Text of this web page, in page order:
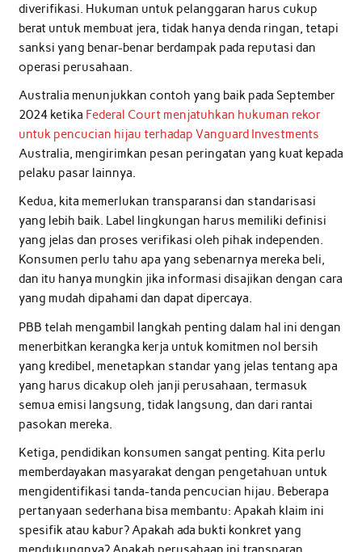
diverifikasi. Hukuman untuk pelanggaran harus cukup
berat untuk membuat jera, tidak hanya denda ringan, tetapi
sanksi yang benar-benar berdampak pada reputasi dan
operasi perusahaan.
Australia menunjukkan contoh yang baik pada September
2024 ketika Federal Court menjatuhkan hukuman rekor
untuk pencucian hijau terhadap Vanguard Investments
Australia, mengirimkan pesan peringatan yang kuat kepada
pelaku pasar lainnya.
Kedua, kita memerlukan transparansi dan standarisasi
yang lebih baik. Label lingkungan harus memiliki definisi
yang jelas dan proses verifikasi oleh pihak independen.
Konsumen perlu tahu apa yang sebenarnya mereka beli,
dan itu hanya mungkin jika informasi disajikan dengan cara
yang mudah dipahami dan dapat dipercaya.
PBB telah mengambil langkah penting dalam hal ini dengan
menerbitkan kerangka kerja untuk komitmen nol bersih
yang kredibel, menetapkan standar yang jelas tentang apa
yang harus dicakup oleh janji perusahaan, termasuk
semua emisi langsung, tidak langsung, dan dari rantai
pasokan mereka.
Ketiga, pendidikan konsumen sangat penting. Kita perlu
memberdayakan masyarakat dengan pengetahuan untuk
mengidentifikasi tanda-tanda pencucian hijau. Beberapa
pertanyaan sederhana bisa membantu: Apakah klaim ini
spesifik atau kabur? Apakah ada bukti konkret yang